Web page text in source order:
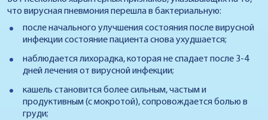
что вирусная пневмония перешла в бактериальную:
после начального улучшения состояния после вирусной
инфекции состояние пациента снова ухудшается;
наблюдается лихорадка, которая не спадает после 3-4
дней лечения от вирусной инфекции;
кашель становится более сильным, частым и
продуктивным (с мокротой), сопровождается болью в
груди;